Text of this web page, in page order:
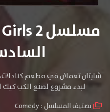
شابتان تعملان في مطعم
لبدء مشروع لصنع الكب كيك
تصنيف المسلسل :Comedy